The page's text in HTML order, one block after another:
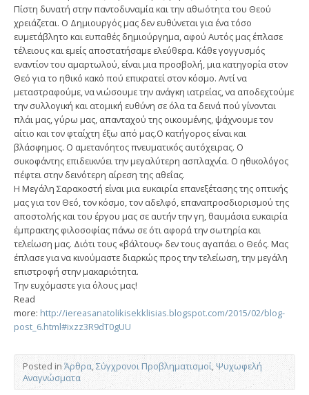
Πίστη δυνατή στην παντοδυναμία και την αθωότητα του Θεού
χρειάζεται. Ο Δημιουργός μας δεν ευθύνεται για ένα τόσο
ευμετάβλητο και ευπαθές δημιούργημα, αφού Αυτός μας έπλασε
τέλειους και εμείς αποστατήσαμε ελεύθερα. Κάθε γογγυσμός
εναντίον του αμαρτωλού, είναι μια προσβολή, μια κατηγορία στον
Θεό για το ηθικό κακό πού επικρατεί στον κόσμο. Αντί να
μεταστραφούμε, να νιώσουμε την ανάγκη ιατρείας, να αποδεχτούμε
την συλλογική και ατομική ευθύνη σε όλα τα δεινά πού γίνονται
πλάι μας, γύρω μας, απανταχού της οικουμένης, ψάχνουμε τον
αίτιο και τον φταίχτη έξω από μας.Ο κατήγορος είναι και
βλάσφημος. Ο αμετανόητος πνευματικός αυτόχειρας. Ο
συκοφάντης επιδεικνύει την μεγαλύτερη ασπλαχνία. Ο ηθικολόγος
πέφτει στην δεινότερη αίρεση της αθεΐας.
Η Μεγάλη Σαρακοστή είναι μια ευκαιρία επανεξέτασης της οπτικής
μας για τον Θεό, τον κόσμο, τον αδελφό, επαναπροσδιορισμού της
αποστολής και του έργου μας σε αυτήν την γη, θαυμάσια ευκαιρία
έμπρακτης φιλοσοφίας πάνω σε ότι αφορά την σωτηρία και
τελείωση μας. Διότι τους «βάλτους» δεν τους αγαπάει ο Θεός. Μας
έπλασε για να κινούμαστε διαρκώς προς την τελείωση, την μεγάλη
επιστροφή στην μακαριότητα.
Την ευχόμαστε για όλους μας!
Read
more: http://iereasanatolikisekklisias.blogspot.com/2015/02/blog-
post_6.html#ixzz3R9dT0gUU
Posted in Άρθρα,Σύγχρονοι Προβληματισμοί,Ψυχωφελή
Αναγνώσματα